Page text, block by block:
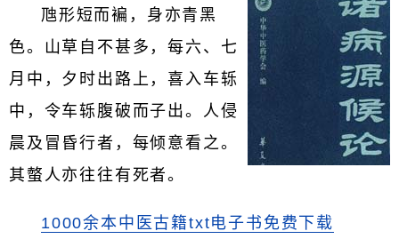
虺形短而褊，身亦青黑
色。山草自不甚多，每六、七
月中，夕时出路上，喜入车轹
中，令车轹腹破而子出。人侵
晨及冒昏行者，每倾意看之。
其螫人亦往往有死者。
1000余本中医古籍txt电子书免费下载